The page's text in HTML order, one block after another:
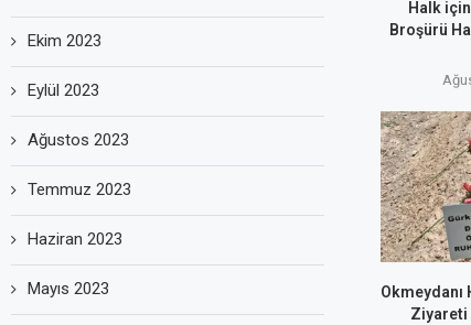
Halk
Broşürü
Ziyareti
Ekim 2023
Eylül 2023
Ağustos 2023
Temmuz 2023
Haziran 2023
Mayıs 2023